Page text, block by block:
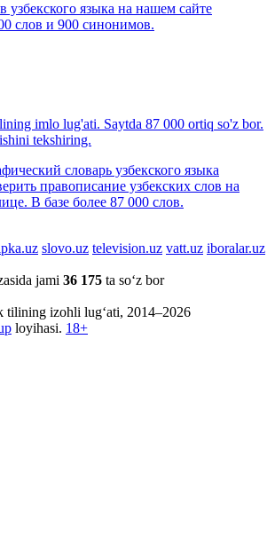
узбекского языка на нашем сайте
слов и 900 синонимов.
imlo lug'ati. Saytda 87 000 ortiq so'z bor.
tekshiring.
словарь узбекского языка
правописание узбекских слов на
В базе более 87 000 слов.
slovo.uz television.uz vatt.uz iboralar.uz
jami 36 175 ta so‘z bor
izohli lug‘ati, 2014–2026
loyihasi. 18+